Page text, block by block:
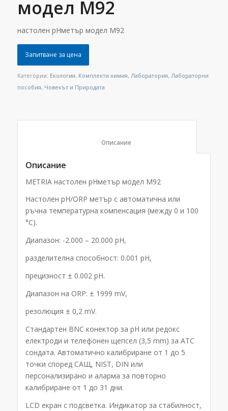
модел M92
настолен pHметър модел M92
Запитване за цена
Категории: Екология, Комплекти химия, Лаборатория, Лабораторни
пособия, Човекът и Природата
						Описание
Описание
METRIA настолен pHметър модел M92
Настолен pH/ORP метър с автоматична или
ръчна температурна компенсация (между 0 и 100
°C).
Диапазон: -2.000 – 20.000 pH,
разделителна способност: 0.001 pH,
прецизност ± 0.002 pH.
Диапазон на ORP: ± 1999 mV,
резолюция ± 0,2 mV.
Стандартен BNC конектор за pH или редокс
електроди и телефонен щепсел (3,5 mm) за ATC
сондата. Автоматично калибриране от 1 до 5
точки според САЩ, NIST, DIN или
персонализирано и аларма за повторно
калибриране от 1 до 31 дни.
LCD екран с подсветка. Индикатор за стабилност,